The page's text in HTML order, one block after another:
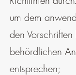
um dem
den
behördlichen
entsprechen;